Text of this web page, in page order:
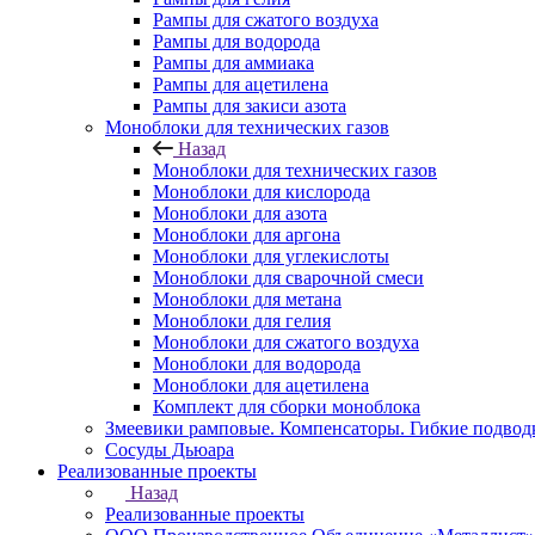
Рампы для сжатого воздуха
Рампы для водорода
Рампы для аммиака
Рампы для ацетилена
Рампы для закиси азота
Моноблоки для технических газов
Назад
Моноблоки для технических газов
Моноблоки для кислорода
Моноблоки для азота
Моноблоки для аргона
Моноблоки для углекислоты
Моноблоки для сварочной смеси
Моноблоки для метана
Моноблоки для гелия
Моноблоки для сжатого воздуха
Моноблоки для водорода
Моноблоки для ацетилена
Комплект для сборки моноблока
Змеевики рамповые. Компенсаторы. Гибкие
Сосуды Дьюара
Реализованные проекты
Назад
Реализованные проекты